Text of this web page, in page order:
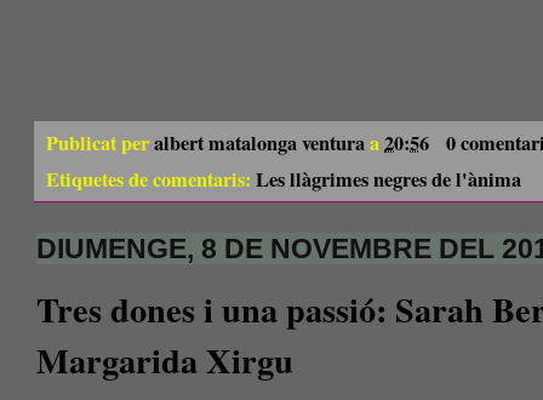
Publicat peralbert matalonga venturaa20:56 0
Etiquetes de comentaris: Les llàgrimes negres de l'ànima
DIUMENGE, 8 DE NOVEMBRE DEL
Tres dones i una passió: Sarah
Margarida Xirgu